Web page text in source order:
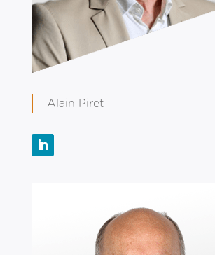
Alain Piret